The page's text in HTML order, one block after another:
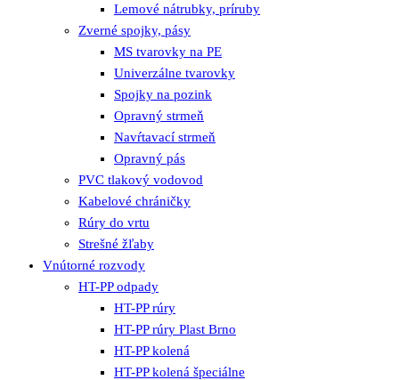
Lemové nátrubky, príruby
Zverné spojky, pásy
MS tvarovky na PE
Univerzálne tvarovky
Spojky na pozink
Opravný strmeň
Navŕtavací strmeň
Opravný pás
PVC tlakový vodovod
Kabelové chráničky
Rúry do vrtu
Strešné žľaby
Vnútorné rozvody
HT-PP odpady
HT-PP rúry
HT-PP rúry Plast Brno
HT-PP kolená
HT-PP kolená špeciálne